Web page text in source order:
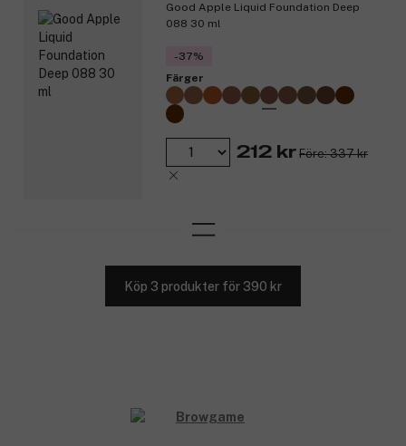
Good Apple Liquid Foundation Deep
088 30 ml
-37%
Färger
212 kr Före: 337 kr
Köp 3 produkter för 390 kr